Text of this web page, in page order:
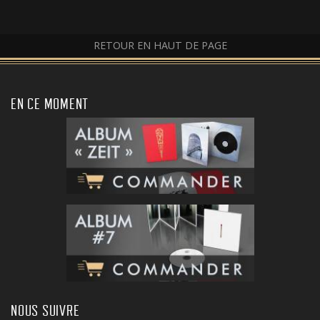
RETOUR EN HAUT DE PAGE
EN CE MOMENT
NOUS SUIVRE